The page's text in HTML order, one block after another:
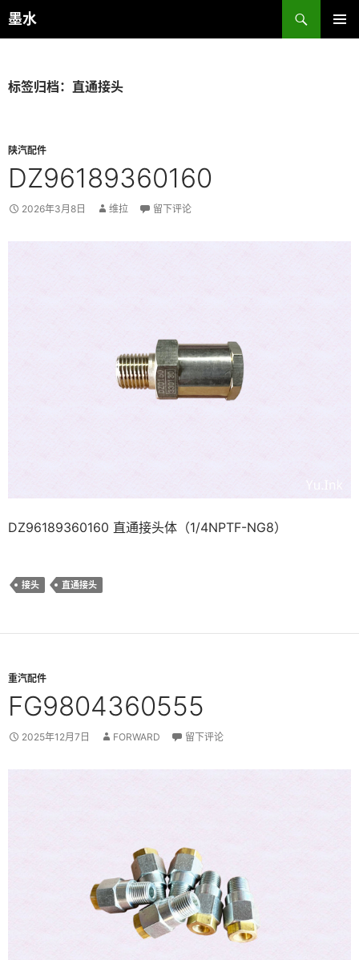
跳
至
墨水
搜
索
标签归档：直通接头
陕汽配件
DZ96189360160
2026年3月8日 维拉 留下评论
DZ96189360160 直通接头体（1/4NPTF-NG8）
接头 直通接头
重汽配件
FG9804360555
2025年12月7日 FORWARD 留下评论